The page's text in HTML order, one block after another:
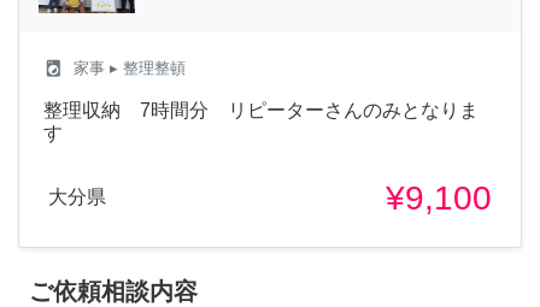
local_laundry_service 家事 ▸ 整理整頓
整理収納 7時間分 リピーターさんのみとなりま
す
大分県 ¥9,100
ご依頼相談内容